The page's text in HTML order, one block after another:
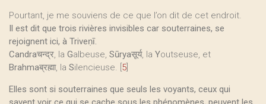
Pourtant, je me souviens de ce que l’on dit de cet endroit.
Il est dit que trois rivières invisibles car souterraines, se
rejoignent ici, à Triveṇī.
Candraचन्द्र, la Galbeuse, Sūryaसूर्य, la Youtseuse, et
Brahmaब्रह्मा, la Silencieuse. 5
Elles sont si souterraines que seuls les voyants, ceux qui